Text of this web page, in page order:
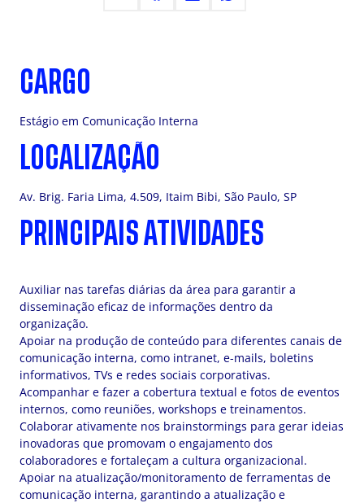
CARGO
Estágio em Comunicação Interna
LOCALIZAÇÃO
Av. Brig. Faria Lima, 4.509, Itaim Bibi, São Paulo, SP
PRINCIPAIS ATIVIDADES
Auxiliar nas tarefas diárias da área para garantir a
disseminação eficaz de informações dentro da
organização.
Apoiar na produção de conteúdo para diferentes canais de
comunicação interna, como intranet, e-mails, boletins
informativos, TVs e redes sociais corporativas.
Acompanhar e fazer a cobertura textual e fotos de eventos
internos, como reuniões, workshops e treinamentos.
Colaborar ativamente nos brainstormings para gerar ideias
inovadoras que promovam o engajamento dos
colaboradores e fortaleçam a cultura organizacional.
Apoiar na atualização/monitoramento de ferramentas de
comunicação interna, garantindo a atualização e